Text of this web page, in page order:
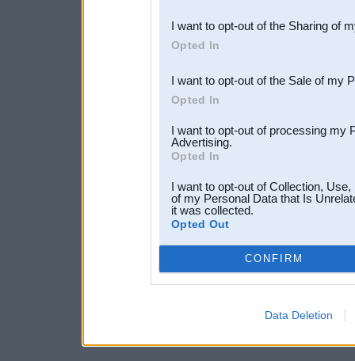
Downstream Participants
third parties.
I want to opt-out of the Sharing of
Opted In
I want to opt-out of the Sale of my
Opted In
I want to opt-out of processing my
Advertising.
Opted In
I want to opt-out of Collection,
of my Personal Data that Is
it was collected.
Opted Out
CONFIRM
Data Deletion